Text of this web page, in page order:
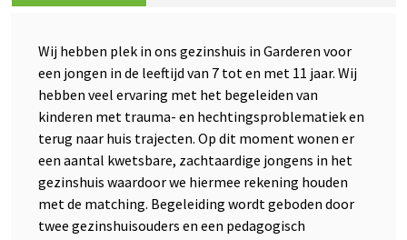
Wij hebben plek in ons gezinshuis in Garderen voor
een jongen in de leeftijd van 7 tot en met 11 jaar. Wij
hebben veel ervaring met het begeleiden van
kinderen met trauma- en hechtingsproblematiek en
terug naar huis trajecten. Op dit moment wonen er
een aantal kwetsbare, zachtaardige jongens in het
gezinshuis waardoor we hiermee rekening houden
met de matching. Begeleiding wordt geboden door
twee gezinshuisouders en een pedagogisch